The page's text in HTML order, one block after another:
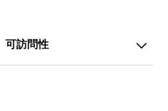
可訪問性